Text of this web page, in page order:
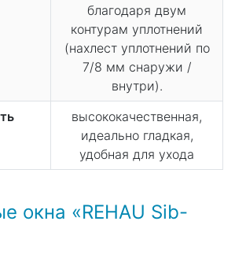
благодаря двум
контурам уплотнений
(нахлест уплотнений по
7/8 мм снаружи /
внутри).
высококачественная,
идеально гладкая,
удобная для ухода
окна «REHAU Sib-